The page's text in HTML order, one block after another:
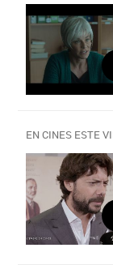
EN CINES ESTE